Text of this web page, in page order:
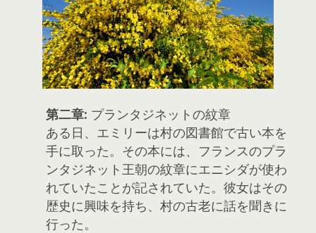
第二章: プランタジネットの紋章
ある日、エミリーは村の図書館で古い本を
手に取った。その本には、フランスのプラ
ンタジネット王朝の紋章にエニシダが使わ
れていたことが記されていた。彼女はその
歴史に興味を持ち、村の古老に話を聞きに
行った。